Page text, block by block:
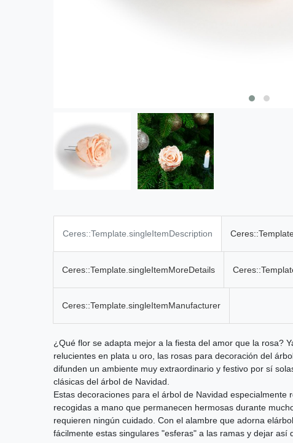
Ceres::Template.singleItemDescription
Ceres::Template.singleItemMoreDetails
Ceres::Template.singleItemManufacturer
¿Qué flor se adapta mejor a la fiesta del amor que la rosa?
relucientes en plata u oro, las rosas para decoración del
difunden un ambiente muy extraordinario y festivo por sí
clásicas del árbol de Navidad.
Estas decoraciones para el árbol de Navidad especialmente
recogidas a mano que permanecen hermosas durante
requieren ningún cuidado. Con el alambre que adorna
fácilmente estas singulares "esferas" a las ramas y dejar así